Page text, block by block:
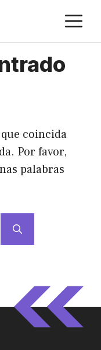
coincida
Por favor,
palabras